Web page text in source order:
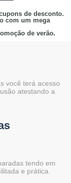
de desconto.
com um mega
de verão.
você terá acesso
atestando a
tendo em
e prática.